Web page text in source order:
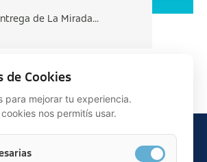
de La Mirada...
de Cookies
para mejorar tu experiencia.
nos permitís usar.